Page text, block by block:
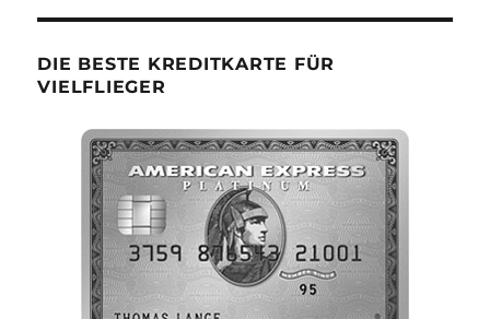
–
Regency
Bewertung
DIE BESTE KREDITKARTE FÜR
VIELFLIEGER